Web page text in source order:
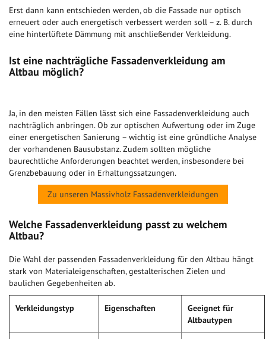
Erst dann kann entschieden werden, ob die Fassade nur optisch
erneuert oder auch energetisch verbessert werden soll – z. B. durch
eine hinterlüftete Dämmung mit anschließender Verkleidung.
Ist eine nachträgliche Fassadenverkleidung am
Altbau möglich?
Ja, in den meisten Fällen lässt sich eine Fassadenverkleidung auch
nachträglich anbringen. Ob zur optischen Aufwertung oder im Zuge
einer energetischen Sanierung – wichtig ist eine gründliche Analyse
der vorhandenen Bausubstanz. Zudem sollten mögliche
baurechtliche Anforderungen beachtet werden, insbesondere bei
Grenzbebauung oder in Erhaltungssatzungen.
Zu unseren Massivholz Fassadenverkleidungen
Welche Fassadenverkleidung passt zu welchem
Altbau?
Die Wahl der passenden Fassadenverkleidung für den Altbau hängt
stark von Materialeigenschaften, gestalterischen Zielen und
baulichen Gegebenheiten ab.
Verkleidungstyp Eigenschaften
Geeignet für
Altbautypen